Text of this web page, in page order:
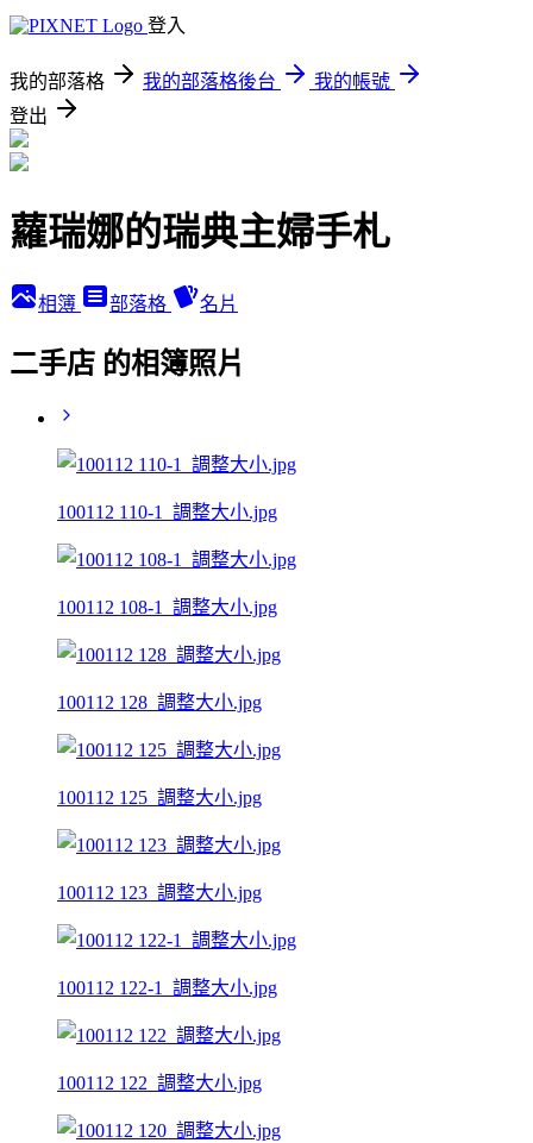
登入
我的部落格 我的部落格後台
我的帳號
登出
蘿瑞娜的瑞典主婦手札
相簿 部落格 名片
二手店 的相簿照片
100112 110-1_調整大小.jpg
100112 108-1_調整大小.jpg
100112 128_調整大小.jpg
100112 125_調整大小.jpg
100112 123_調整大小.jpg
100112 122-1_調整大小.jpg
100112 122_調整大小.jpg